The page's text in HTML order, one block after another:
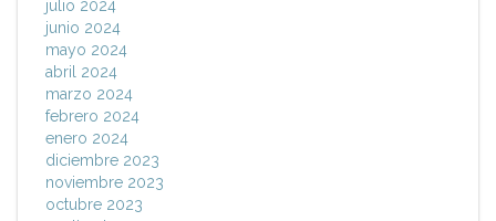
julio 2024
junio 2024
mayo 2024
abril 2024
marzo 2024
febrero 2024
enero 2024
diciembre 2023
noviembre 2023
octubre 2023